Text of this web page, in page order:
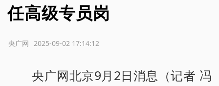
任高级专员岗
2025-09-02 17:14:12
央广网
央广网北京9月2日消息（记者 冯